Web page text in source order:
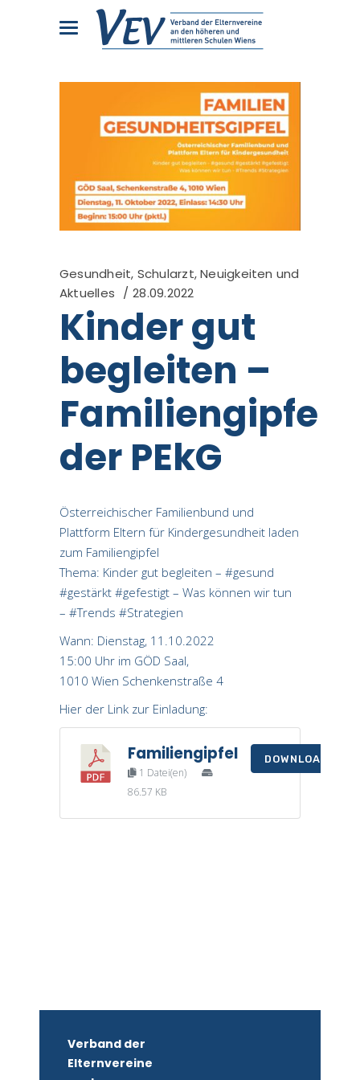
Gesundheit, Schularzt,Neuigkeiten und
Aktuelles
28.09.2022
Kinder gut
begleiten –
Familiengipfel
der PEkG
Österreichischer Familienbund und
Plattform Eltern für Kindergesundheit laden
zum Familiengipfel
Thema: Kinder gut begleiten – #gesund
#gestärkt #gefestigt – Was können wir tun
– #Trends #Strategien
Wann: Dienstag, 11.10.2022
15:00 Uhr im GÖD Saal,
1010 Wien Schenkenstraße 4
Hier der Link zur Einladung:
Familiengipfel
1 Datei(en)
86.57 KB
DOWNLOAD
Verband der
Elternvereine